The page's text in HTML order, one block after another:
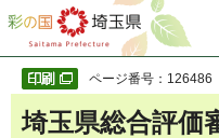
彩の国 埼玉県
ページ番号：126486
埼玉県総合評価